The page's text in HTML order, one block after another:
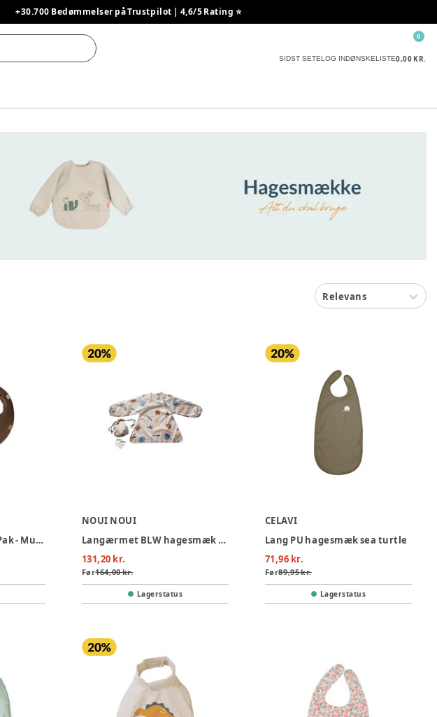
+30.700 Bedømmelser på Trustpilot | 4,6/5 Rating ⭐️
SIDST SETELOG INDØNSKELISTE0,00 KR.
0
Relevans
Name It Yvetti Bib 3-Pak - Mustang
NOUI NOUI
Langærmet BLW hagesmæk - Beige
131,20 kr.
Før164,00 kr.
Lagerstatus
CELAVI
Lang PU hagesmæk sea turtle
71,96 kr.
Før89,95 kr.
Lagerstatus